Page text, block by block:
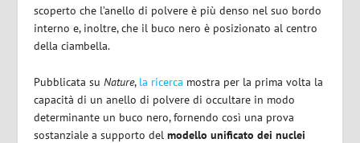
scoperto che l’anello di polvere è più denso nel suo bordo
interno e, inoltre, che il buco nero è posizionato al centro
della ciambella.
Pubblicata suNature, la ricerca mostra per la prima volta la
capacità di un anello di polvere di occultare in modo
determinante un buco nero, fornendo così una prova
sostanziale a supporto delmodello unificato dei nuclei